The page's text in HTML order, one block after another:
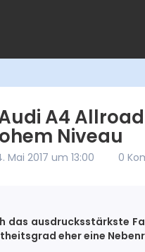
A4
Niveau
Mai 2017 um 13:00 0
das ausdrucksstärkste
eher eine